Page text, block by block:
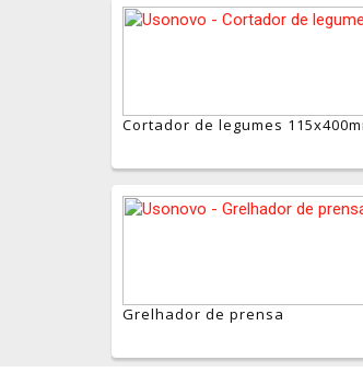
Cortador de legumes
Grelhador de prensa